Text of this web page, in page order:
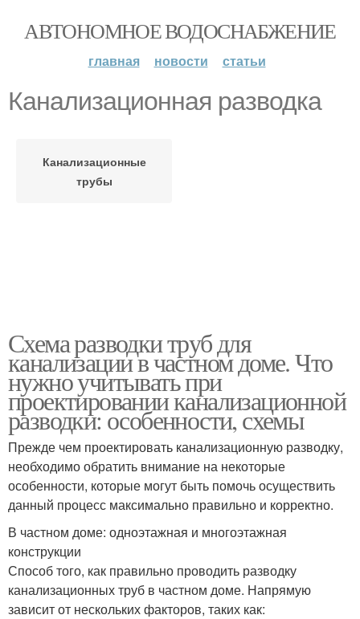
АВТОНОМНОЕ ВОДОСНАБЖЕНИЕ
главная новости статьи
Канализационная разводка
Канализационные
трубы
Схема разводки труб для
канализации в частном доме. Что
нужно учитывать при
проектировании канализационной
разводки: особенности, схемы
Прежде чем проектировать канализационную разводку,
необходимо обратить внимание на некоторые
особенности, которые могут быть помочь осуществить
данный процесс максимально правильно и корректно.
В частном доме: одноэтажная и многоэтажная
конструкции
Способ того, как правильно проводить разводку
канализационных труб в частном доме. Напрямую
зависит от нескольких факторов, таких как: